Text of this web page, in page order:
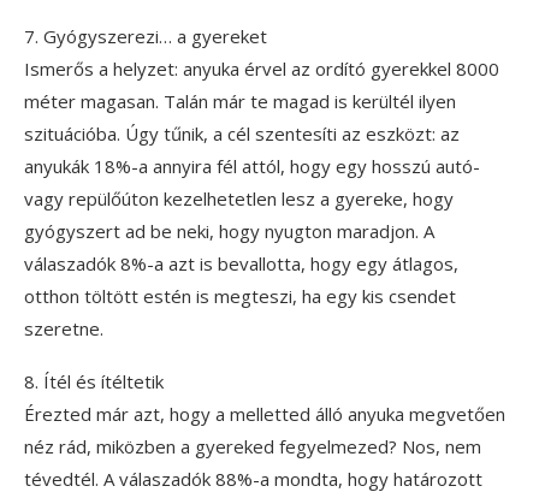
7. Gyógyszerezi… a gyereket
Ismerős a helyzet: anyuka érvel az ordító gyerekkel 8000
méter magasan. Talán már te magad is kerültél ilyen
szituációba. Úgy tűnik, a cél szentesíti az eszközt: az
anyukák 18%-a annyira fél attól, hogy egy hosszú autó-
vagy repülőúton kezelhetetlen lesz a gyereke, hogy
gyógyszert ad be neki, hogy nyugton maradjon. A
válaszadók 8%-a azt is bevallotta, hogy egy átlagos,
otthon töltött estén is megteszi, ha egy kis csendet
szeretne.
8. Ítél és ítéltetik
Érezted már azt, hogy a melletted álló anyuka megvetően
néz rád, miközben a gyereked fegyelmezed? Nos, nem
tévedtél. A válaszadók 88%-a mondta, hogy határozott